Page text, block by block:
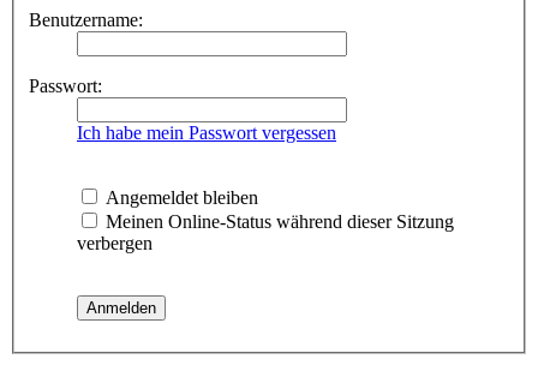
Benutzername:
Passwort:
Ich habe mein Passwort vergessen
Angemeldet bleiben
Meinen Online-Status während dieser Sitzung
verbergen